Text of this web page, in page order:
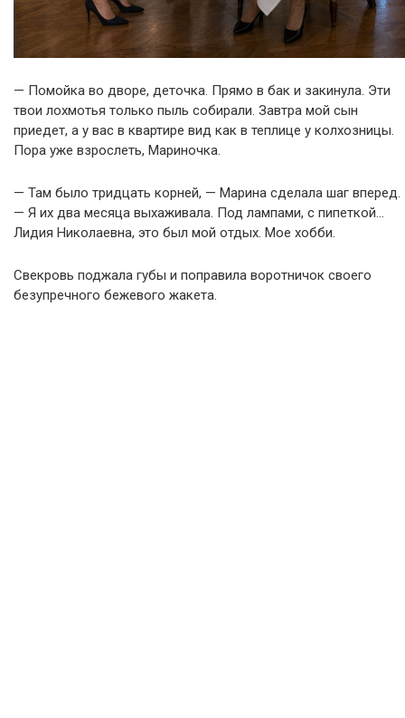
— Помойка во дворе, деточка. Прямо в бак и закинула. Эти
твои лохмотья только пыль собирали. Завтра мой сын
приедет, а у вас в квартире вид как в теплице у колхозницы.
Пора уже взрослеть, Мариночка.
— Там было тридцать корней, — Марина сделала шаг вперед.
— Я их два месяца выхаживала. Под лампами, с пипеткой…
Лидия Николаевна, это был мой отдых. Мое хобби.
Свекровь поджала губы и поправила воротничок своего
безупречного бежевого жакета.